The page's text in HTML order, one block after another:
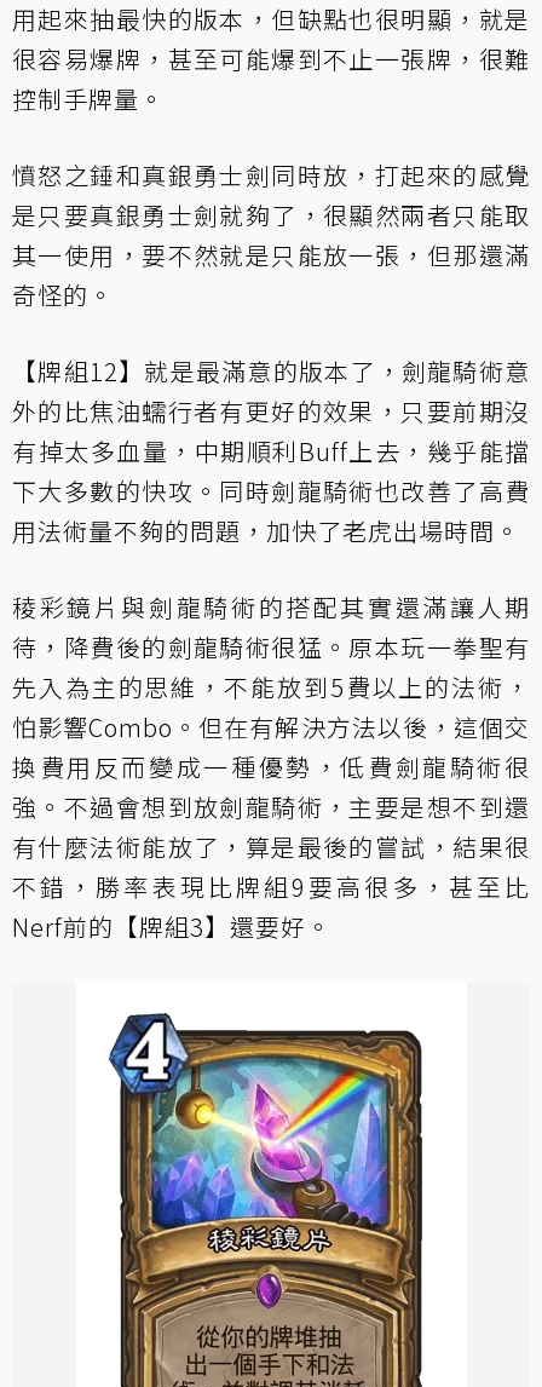
用起來抽最快的版本，但缺點也很明顯，就是
很容易爆牌，甚至可能爆到不止一張牌，很難
控制手牌量。
憤怒之錘和真銀勇士劍同時放，打起來的感覺
是只要真銀勇士劍就夠了，很顯然兩者只能取
其一使用，要不然就是只能放一張，但那還滿
奇怪的。
【牌組12】就是最滿意的版本了，劍龍騎術意
外的比焦油蠕行者有更好的效果，只要前期沒
有掉太多血量，中期順利Buff上去，幾乎能擋
下大多數的快攻。同時劍龍騎術也改善了高費
用法術量不夠的問題，加快了老虎出場時間。
稜彩鏡片與劍龍騎術的搭配其實還滿讓人期
待，降費後的劍龍騎術很猛。原本玩一拳聖有
先入為主的思維，不能放到5費以上的法術，
怕影響Combo。但在有解決方法以後，這個交
換費用反而變成一種優勢，低費劍龍騎術很
強。不過會想到放劍龍騎術，主要是想不到還
有什麼法術能放了，算是最後的嘗試，結果很
不錯，勝率表現比牌組9要高很多，甚至比
Nerf前的【牌組3】還要好。